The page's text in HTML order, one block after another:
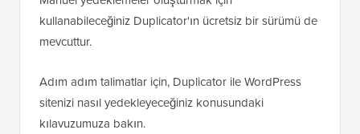
kullanabileceğiniz Duplicator'ın ücretsiz bir sürümü de
mevcuttur.
Adım adım talimatlar için, Duplicator ile WordPress
sitenizi nasıl yedekleyeceğiniz konusundaki
kılavuzumuza bakın.